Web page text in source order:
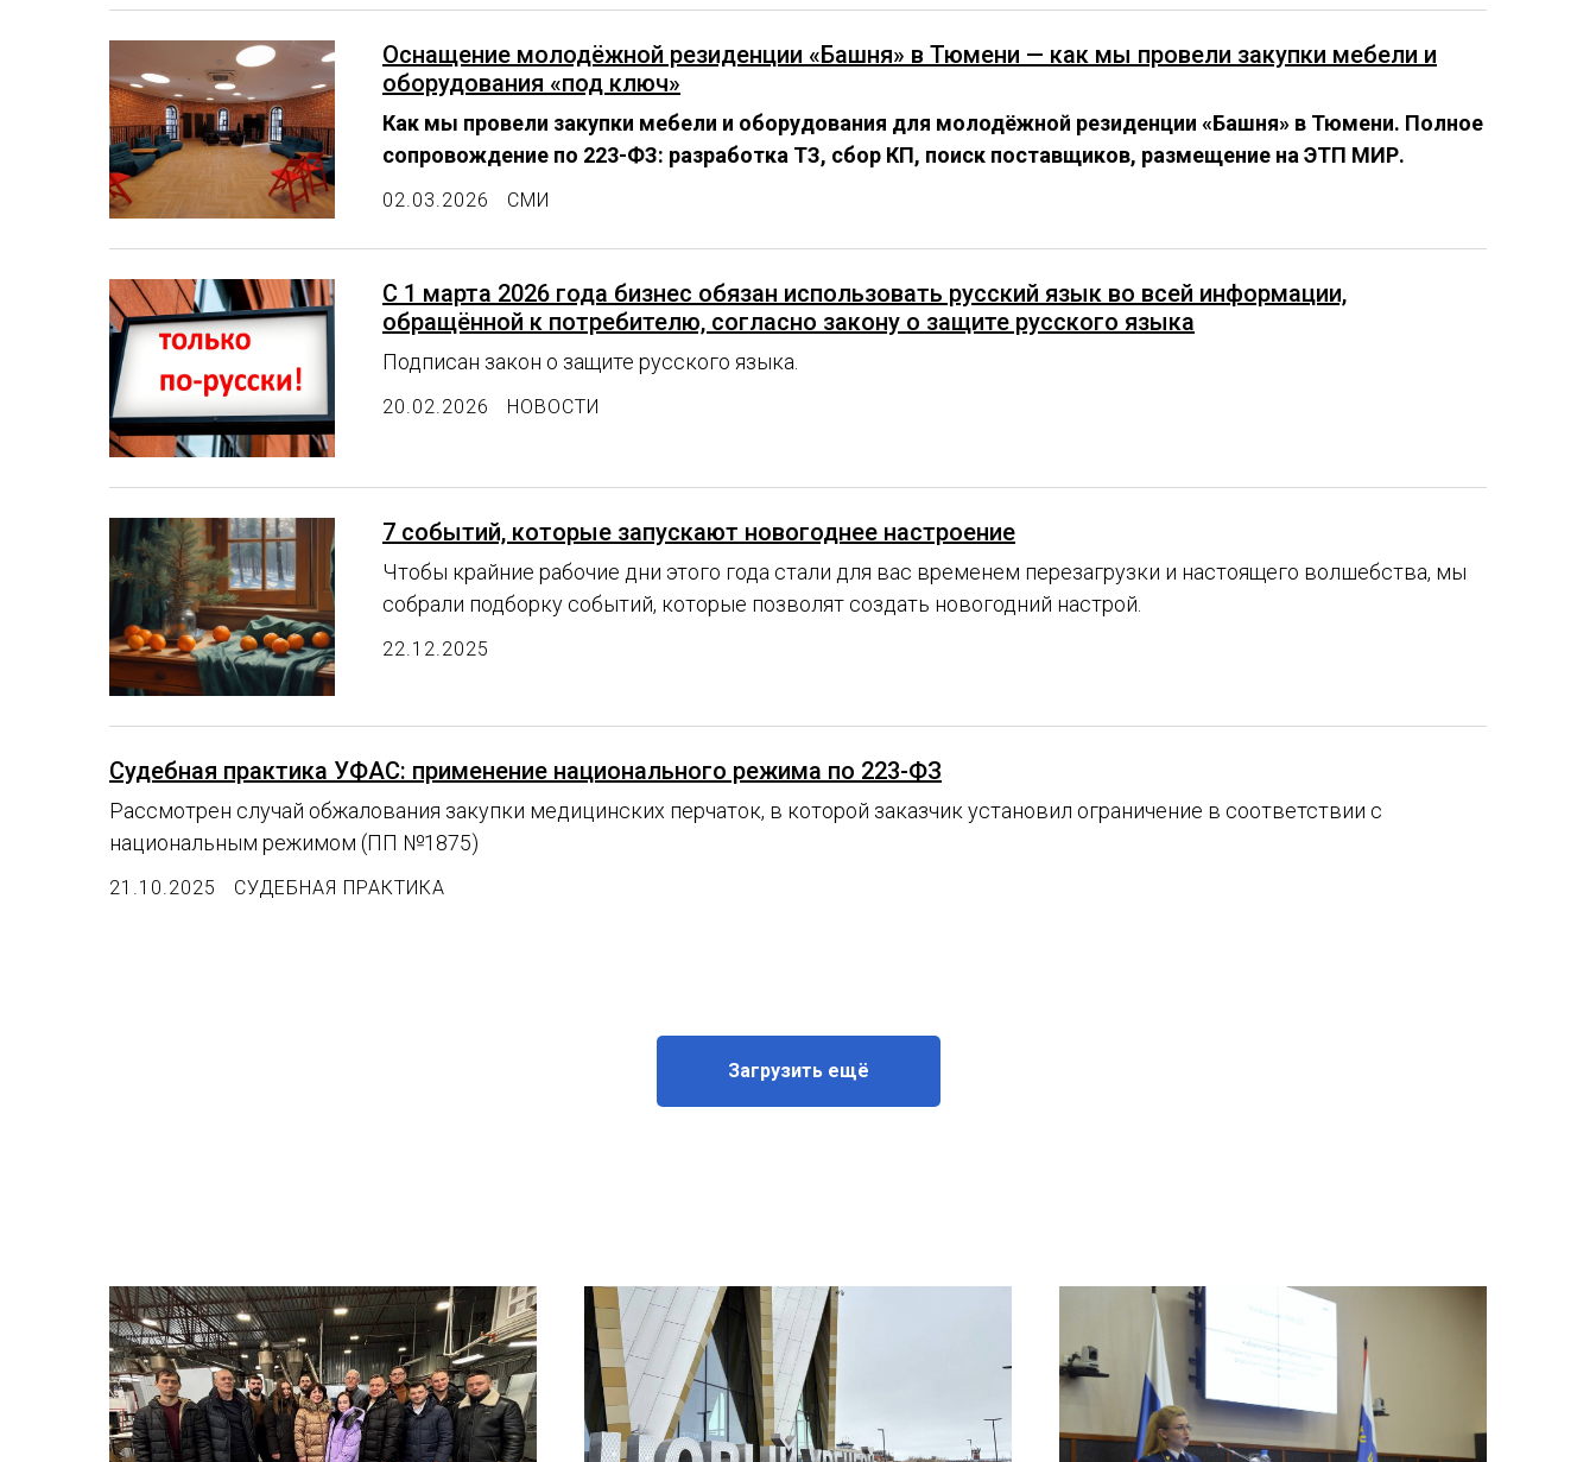
Оснащение молодёжной резиденции «Башня» в Тюмени — как мы провели закупки мебели и
оборудования «под ключ»
Как мы провели закупки мебели и оборудования для молодёжной резиденции «Башня» в Тюмени. Полное
сопровождение по 223-ФЗ: разработка ТЗ, сбор КП, поиск поставщиков, размещение на ЭТП МИР.
02.03.2026 СМИ
C 1 марта 2026 года бизнес обязан использовать русский язык во всей информации,
обращённой к потребителю, согласно закону о защите русского языка
Подписан закон о защите русского языка.
20.02.2026 НОВОСТИ
7 событий, которые запускают новогоднее настроение
Чтобы крайние рабочие дни этого года стали для вас временем перезагрузки и настоящего волшебства, мы
собрали подборку событий, которые позволят создать новогодний настрой.
22.12.2025
Судебная практика УФАС: применение национального режима по 223-ФЗ
Рассмотрен случай обжалования закупки медицинских перчаток, в которой заказчик установил ограничение в соответствии с
национальным режимом (ПП №1875)
21.10.2025 СУДЕБНАЯ ПРАКТИКА
Загрузить ещё